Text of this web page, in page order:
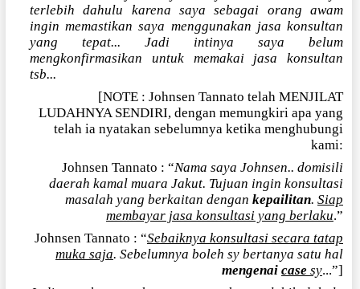
terlebih dahulu karena saya sebagai orang awam
ingin memastikan saya menggunakan jasa konsultan
yang tepat... Jadi intinya saya belum
mengkonfirmasikan untuk memakai jasa konsultan
tsb...
[NOTE : Johnsen Tannato telah MENJILAT
LUDAHNYA SENDIRI, dengan memungkiri apa yang
telah ia nyatakan sebelumnya ketika menghubungi
kami:
Johnsen Tannato : “Nama saya Johnsen.. domisili
daerah kamal muara Jakut. Tujuan ingin konsultasi
masalah yang berkaitan dengan kepailitan. Siap
membayar jasa konsultasi yang berlaku.”
Johnsen Tannato : “Sebaiknya konsultasi secara tatap
muka saja. Sebelumnya boleh sy bertanya satu hal
mengenai case sy...”]